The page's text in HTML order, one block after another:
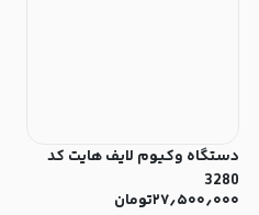
دستگاه وکیوم لایف هایت کد
3280
۲۷٫۵۰۰٫۰۰۰تومان